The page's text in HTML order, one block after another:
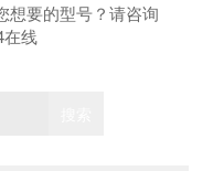
想要的型号？请咨询
线